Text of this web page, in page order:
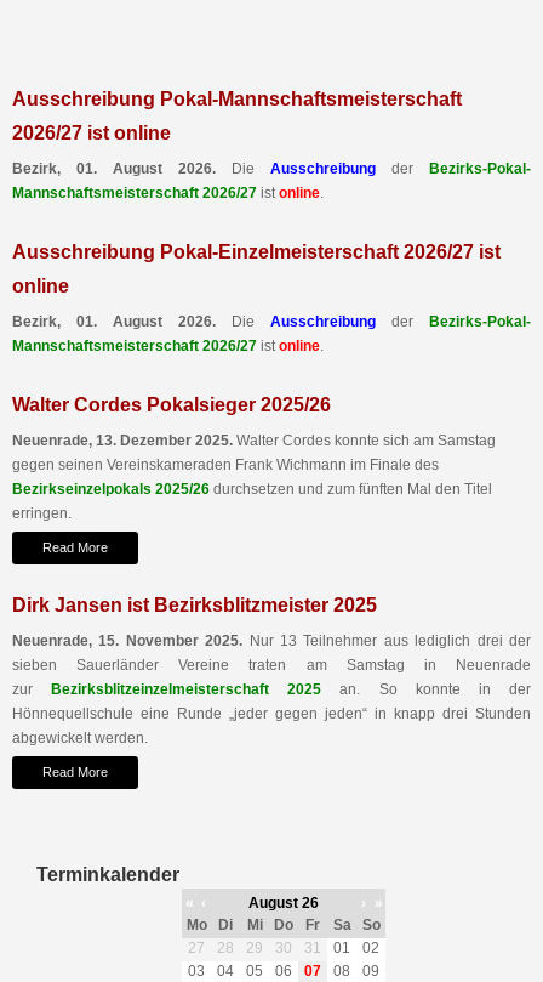
Ausschreibung Pokal-Mannschaftsmeisterschaft
2026/27 ist online
Bezirk, 01. August 2026. Die Ausschreibung der
Bezirks-Pokal-
Mannschaftsmeisterschaft 2026/27 istonline.
Ausschreibung Pokal-Einzelmeisterschaft 2026/27 ist
online
Bezirk, 01. August 2026. Die Ausschreibung der
Bezirks-Pokal-
Mannschaftsmeisterschaft 2026/27 istonline.
Walter Cordes Pokalsieger 2025/26
Neuenrade, 13. Dezember 2025. Walter Cordes konnte sich am Samstag
gegen seinen Vereinskameraden Frank Wichmann im Finale des
Bezirkseinzelpokals 2025/26 durchsetzen und zum fünften Mal den Titel
erringen.
Read More
Dirk Jansen ist Bezirksblitzmeister 2025
Neuenrade, 15. November 2025. Nur 13 Teilnehmer aus lediglich drei der
sieben Sauerländer Vereine traten am Samstag in Neuenrade
zur
Bezirksblitzeinzelmeisterschaft 2025 an. So konnte in der
Hönnequellschule eine Runde „jeder gegen jeden“ in knapp drei Stunden
abgewickelt werden.
Read More
Terminkalender
« ‹ August 26 ›
»
Mo
Di Mi Do Fr Sa
So
27
28 29 30 31 01
02
03
04 05 06 07 08
09